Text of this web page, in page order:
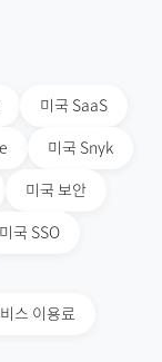
미국 SaaS
미국 Snyk
미국 보안
미국 SSO
스 이용료